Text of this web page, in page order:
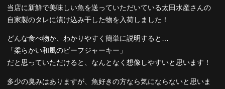
当店に新鮮で美味しい魚を送っていただいている太田水産さんの
自家製のタレに漬け込み干した物を入荷しました！
どんな食べ物か、わかりやすく簡単に説明すると…
「柔らかい和風のビーフジャーキー」
だと思っていただけると、なんとなく想像しやすいと思います！
多少の臭みはありますが、魚好きの方なら気にならないと思いま